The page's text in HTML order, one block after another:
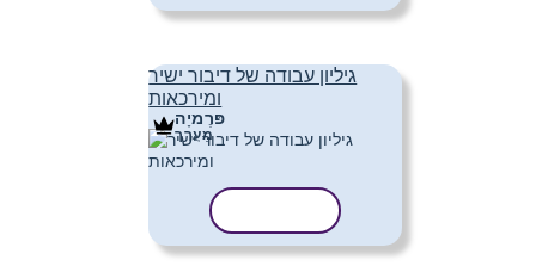
גיליון עבודה של דיבור ישיר
ומירכאות
פּרֶמיָה
מַעֲרָך